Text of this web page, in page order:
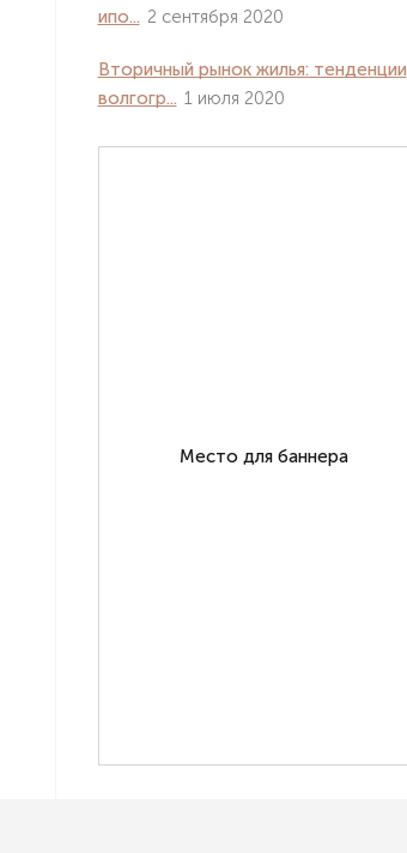
ипо... 2 сентября 2020
Вторичный рынок жилья: тенденции
волгогр... 1 июля 2020
Место для баннера